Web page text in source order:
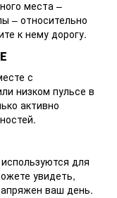
места –
– относительно
к нему дорогу.
с
низком пульсе в
активно
для
увидеть,
ваш день.